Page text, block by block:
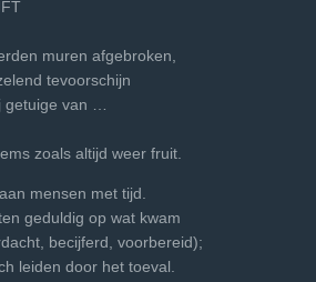
muren afgebroken,
tevoorschijn
getuige van …
zoals altijd weer fruit.
mensen met tijd.
geduldig op wat kwam
becijferd, voorbereid);
leiden door het toeval.